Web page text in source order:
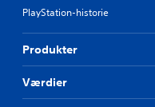
PlayStation-historie
Produkter
Værdier